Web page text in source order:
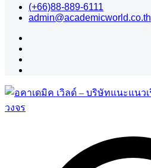
(+66)88-889-6111
admin@academicworld.co.th